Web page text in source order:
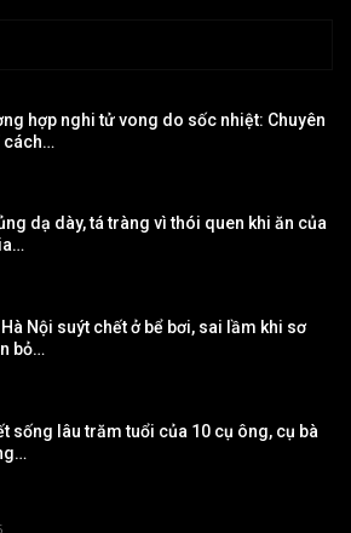
hợp nghi tử vong do sốc nhiệt: Chuyên
cách…
dạ dày, tá tràng vì thói quen khi ăn của
Nội suýt chết ở bể bơi, sai lầm khi sơ
bỏ…
sống lâu trăm tuổi của 10 cụ ông, cụ bà